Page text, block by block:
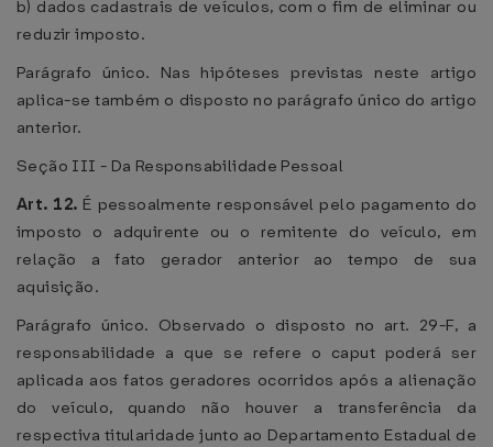
b) dados cadastrais de veículos, com o fim de eliminar ou
reduzir imposto.
Parágrafo único. Nas hipóteses previstas neste artigo
aplica-se também o disposto no parágrafo único do artigo
anterior.
Seção III - Da Responsabilidade Pessoal
Art. 12. É pessoalmente responsável pelo pagamento do
imposto o adquirente ou o remitente do veículo, em
relação a fato gerador anterior ao tempo de sua
aquisição.
Parágrafo único. Observado o disposto no art. 29-F, a
responsabilidade a que se refere o caput poderá ser
aplicada aos fatos geradores ocorridos após a alienação
do veículo, quando não houver a transferência da
respectiva titularidade junto ao Departamento Estadual de